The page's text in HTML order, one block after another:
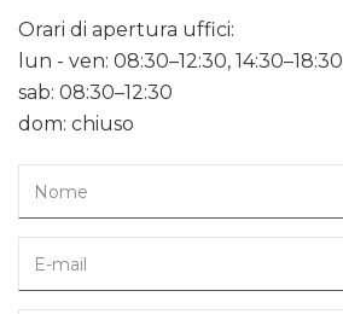
Orari di apertura uffici:
lun - ven: 08:30–12:30, 14:30–18:30
sab: 08:30–12:30
dom: chiuso